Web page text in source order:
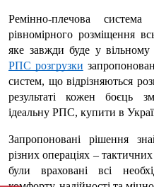
Ремінно-плечова система
рівномірного розміщення
РПС розгрузки
систем, що відрізняються
результаті кожен боєць
ідеальну РПС, купити в
Запропоновані рішення
різних операціях –
були враховані всі